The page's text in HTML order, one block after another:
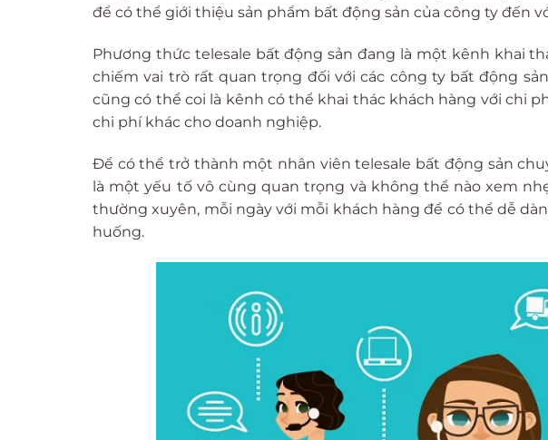
để có thể giới thiệu sản phẩm bất động sản của công ty đến
Phương thức telesale bất động sản đang là một kênh khai
chiếm vai trò rất quan trọng đối với các công ty bất động
cũng có thể coi là kênh có thể khai thác khách hàng với chi
chi phí khác cho doanh nghiệp.
Để có thể trở thành một nhân viên telesale bất động sản
là một yếu tố vô cùng quan trọng và không thể nào xem
thường xuyên, mỗi ngày với mỗi khách hàng để có thể dễ
huống.